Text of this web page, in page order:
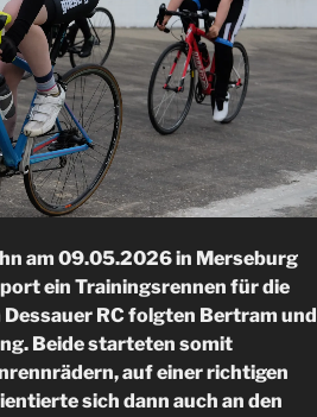
am 09.05.2026 in Merseburg
ein Trainingsrennen für die
RC folgten Bertram und
Beide starteten somit
auf einer richtigen
sich dann auch an den